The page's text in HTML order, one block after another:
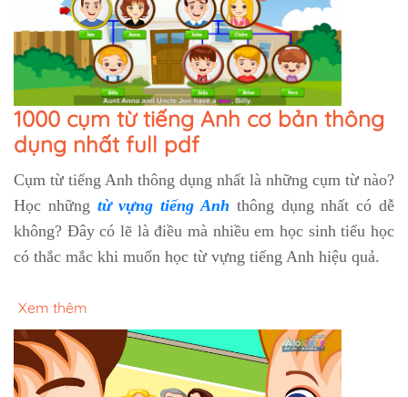
1000 cụm từ tiếng Anh cơ bản thông
dụng nhất full pdf
Cụm từ tiếng Anh thông dụng nhất là những cụm từ nào?
Học những từ vựng tiếng Anh thông dụng nhất có dễ
không? Đây có lẽ là điều mà nhiều em học sinh tiểu học
có thắc mắc khi muốn học từ vựng tiếng Anh hiệu quả.
Xem thêm